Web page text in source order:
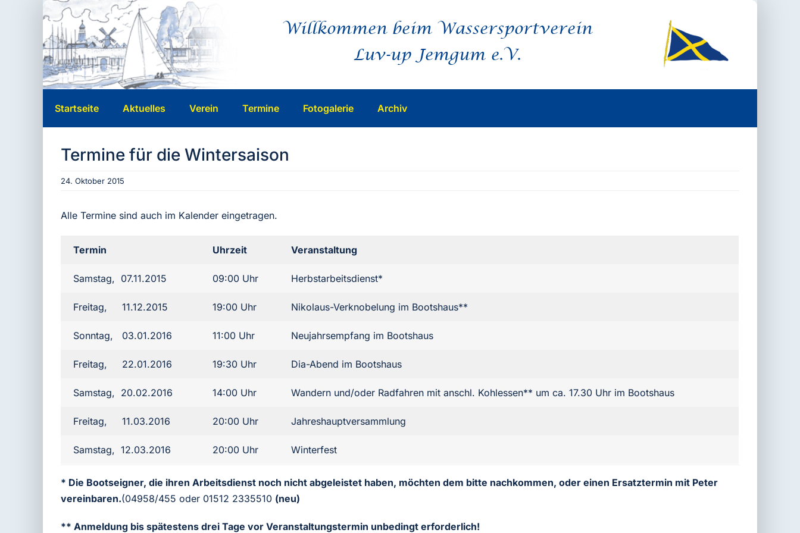
Willkommen beim Wassersportverein
Luv-up Jemgum e.V.
Startseite Aktuelles Verein Termine Fotogalerie Archiv
Termine für die Wintersaison
24. Oktober 2015
Alle Termine sind auch im Kalender eingetragen.
Termin Uhrzeit Veranstaltung
Samstag, 07.11.2015 09:00 Uhr Herbstarbeitsdienst*
Freitag, 11.12.2015 19:00 Uhr Nikolaus-Verknobelung im Bootshaus**
Sonntag, 03.01.2016 11:00 Uhr Neujahrsempfang im Bootshaus
Freitag, 22.01.2016 19:30 Uhr Dia-Abend im Bootshaus
Samstag, 20.02.2016 14:00 Uhr Wandern und/oder Radfahren mit anschl. Kohlessen** um ca. 17.30 Uhr im Bootshaus
Freitag, 11.03.2016 20:00 Uhr Jahreshauptversammlung
Samstag, 12.03.2016 20:00 Uhr Winterfest
* Die Bootseigner, die ihren Arbeitsdienst noch nicht abgeleistet haben, möchten dem bitte nachkommen, oder einen Ersatztermin mit Peter
vereinbaren.(04958/455 oder 01512 2335510 (neu)
** Anmeldung bis spätestens drei Tage vor Veranstaltungstermin unbedingt erforderlich!